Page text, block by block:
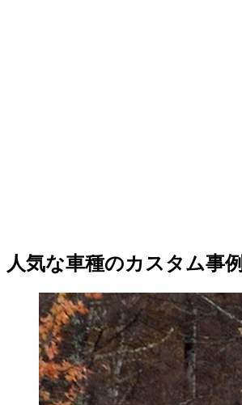
人気な車種のカスタム事例